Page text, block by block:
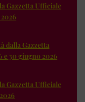
Gazzetta Ufficiale
dalla Gazzetta
e 30 giugno 2026
Gazzetta Ufficiale